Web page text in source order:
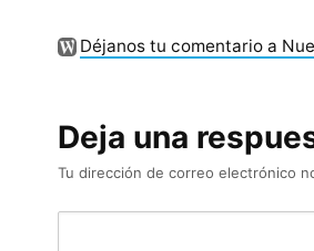
Déjanos tu comentario a
Deja una
Tu dirección de correo electrónico